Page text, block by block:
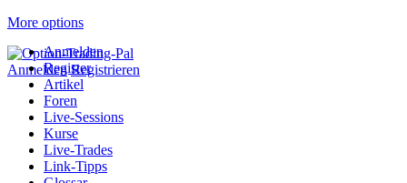
More options
Anmelden Registrieren
Anmelden
Register
Artikel
Foren
Live-Sessions
Kurse
Live-Trades
Link-Tipps